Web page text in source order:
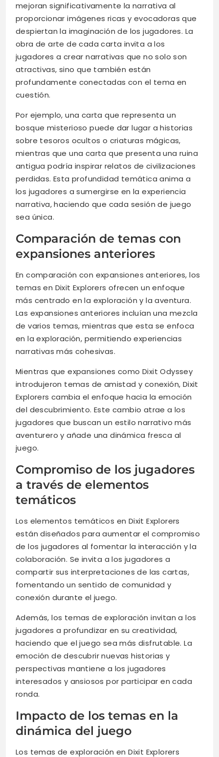
mejoran significativamente la narrativa al
proporcionar imágenes ricas y evocadoras que
despiertan la imaginación de los jugadores. La
obra de arte de cada carta invita a los
jugadores a crear narrativas que no solo son
atractivas, sino que también están
profundamente conectadas con el tema en
cuestión.
Por ejemplo, una carta que representa un
bosque misterioso puede dar lugar a historias
sobre tesoros ocultos o criaturas mágicas,
mientras que una carta que presenta una ruina
antigua podría inspirar relatos de civilizaciones
perdidas. Esta profundidad temática anima a
los jugadores a sumergirse en la experiencia
narrativa, haciendo que cada sesión de juego
sea única.
Comparación de temas con
expansiones anteriores
En comparación con expansiones anteriores, los
temas en Dixit Explorers ofrecen un enfoque
más centrado en la exploración y la aventura.
Las expansiones anteriores incluían una mezcla
de varios temas, mientras que esta se enfoca
en la exploración, permitiendo experiencias
narrativas más cohesivas.
Mientras que expansiones como Dixit Odyssey
introdujeron temas de amistad y conexión, Dixit
Explorers cambia el enfoque hacia la emoción
del descubrimiento. Este cambio atrae a los
jugadores que buscan un estilo narrativo más
aventurero y añade una dinámica fresca al
juego.
Compromiso de los jugadores
a través de elementos
temáticos
Los elementos temáticos en Dixit Explorers
están diseñados para aumentar el compromiso
de los jugadores al fomentar la interacción y la
colaboración. Se invita a los jugadores a
compartir sus interpretaciones de las cartas,
fomentando un sentido de comunidad y
conexión durante el juego.
Además, los temas de exploración invitan a los
jugadores a profundizar en su creatividad,
haciendo que el juego sea más disfrutable. La
emoción de descubrir nuevas historias y
perspectivas mantiene a los jugadores
interesados y ansiosos por participar en cada
ronda.
Impacto de los temas en la
dinámica del juego
Los temas de exploración en Dixit Explorers